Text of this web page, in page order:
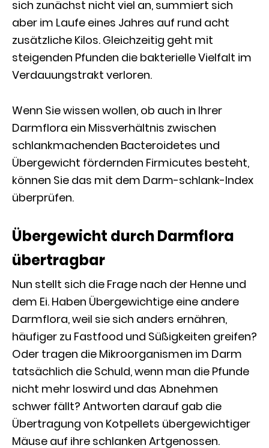
sich zunächst nicht viel an, summiert sich
aber im Laufe eines Jahres auf rund acht
zusätzliche Kilos. Gleichzeitig geht mit
steigenden Pfunden die bakterielle Vielfalt im
Verdauungstrakt verloren.
Wenn Sie wissen wollen, ob auch in Ihrer
Darmflora ein Missverhältnis zwischen
schlankmachenden Bacteroidetes und
Übergewicht fördernden Firmicutes besteht,
können Sie das mit dem Darm-schlank-Index
überprüfen.
Übergewicht durch Darmflora
übertragbar
Nun stellt sich die Frage nach der Henne und
dem Ei. Haben Übergewichtige eine andere
Darmflora, weil sie sich anders ernähren,
häufiger zu Fastfood und Süßigkeiten greifen?
Oder tragen die Mikroorganismen im Darm
tatsächlich die Schuld, wenn man die Pfunde
nicht mehr loswird und das Abnehmen
schwer fällt? Antworten darauf gab die
Übertragung von Kotpellets übergewichtiger
Mäuse auf ihre schlanken Artgenossen.